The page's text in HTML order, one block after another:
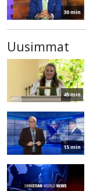
30 min
Uusimmat
45 min
15 min